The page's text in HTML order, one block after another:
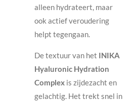
alleen hydrateert, maar
ook actief veroudering
helpt tegengaan.
De textuur van het INIKA
Hyaluronic Hydration
Complex is zijdezacht en
gelachtig. Het trekt snel in